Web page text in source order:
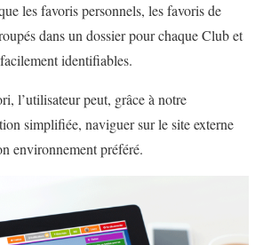
les favoris personnels, les favoris de
dans un dossier pour chaque Club et
identifiables.
l’utilisateur peut, grâce à notre
simplifiée, naviguer sur le site externe
environnement préféré.